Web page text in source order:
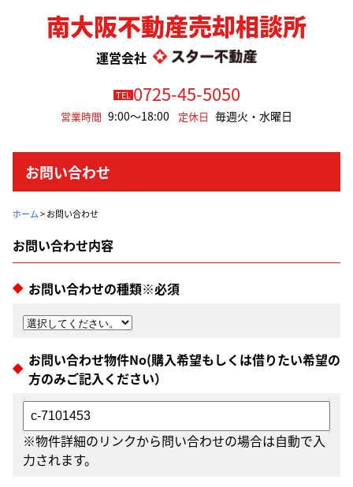
南大阪不動産売却相談所
運営会社
TEL0725-45-5050
営業時間 9:00～18:00 定休日 毎週火・水曜日
お問い合わせ
ホーム>お問い合わせ
お問い合わせの種類※必須
お問い合わせ物件No(購入希望もしくは借りたい希望の
方のみご記入ください）
※物件詳細のリンクから問い合わせの場合は自動で入
力されます。